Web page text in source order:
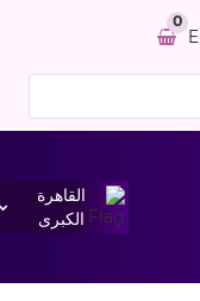
0
القاهرة
الكبرى